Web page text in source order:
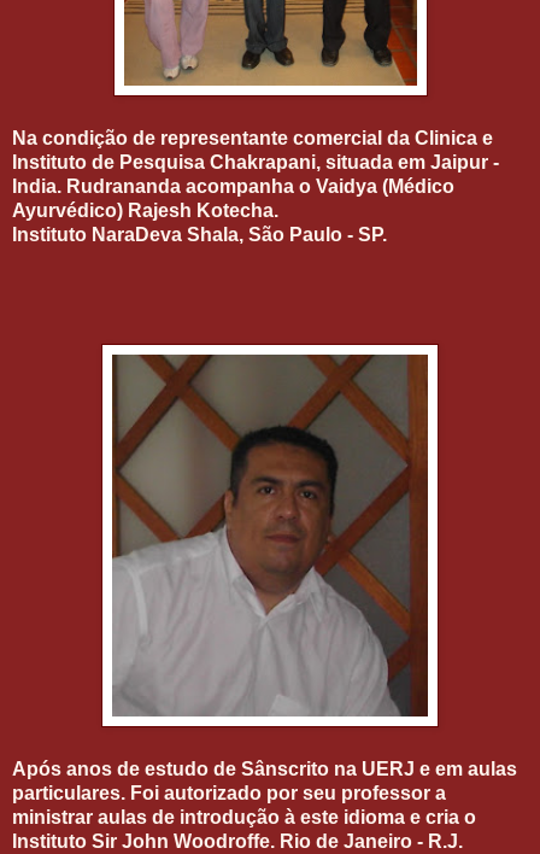
Na condição de representante comercial da Clinica e
Instituto de Pesquisa Chakrapani, situada em Jaipur -
India. Rudrananda acompanha o Vaidya (Médico
Ayurvédico) Rajesh Kotecha.
Instituto NaraDeva Shala, São Paulo - SP.
Após anos de estudo de Sânscrito na UERJ e em aulas
particulares. Foi autorizado por seu professor a
ministrar aulas de introdução à este idioma e cria o
Instituto Sir John Woodroffe. Rio de Janeiro - R.J.